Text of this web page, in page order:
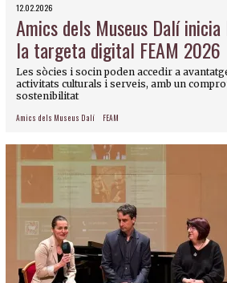
12.02.2026
Amics dels Museus Dalí
la targeta digital FEAM 2026
Les sòcies i socin poden accedir a
activitats culturals i serveis, amb un
sostenibilitat
Amics dels Museus Dalí FEAM